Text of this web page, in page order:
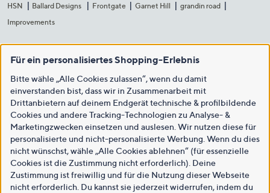
HSN
Ballard Designs Frontgate Garnet Hill
grandin road
Improvements
Für ein personalisiertes Shopping-Erlebnis
Bitte wähle „Alle Cookies zulassen“, wenn du damit
einverstanden bist, dass wir in Zusammenarbeit mit
Drittanbietern auf deinem Endgerät technische & profilbildende
Cookies und andere Tracking-Technologien zu Analyse- &
Marketingzwecken einsetzen und auslesen. Wir nutzen diese für
personalisierte und nicht-personalisierte Werbung. Wenn du dies
nicht wünschst, wähle „Alle Cookies ablehnen“ (für essenzielle
Cookies ist die Zustimmung nicht erforderlich). Deine
Zustimmung ist freiwillig und für die Nutzung dieser Webseite
nicht erforderlich. Du kannst sie jederzeit widerrufen, indem du